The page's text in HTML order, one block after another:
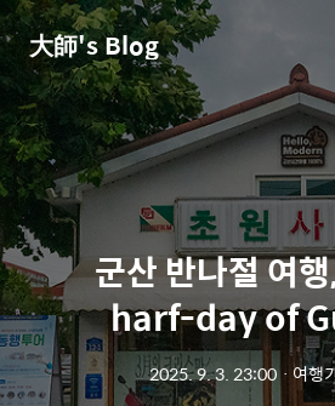
大師's Blog
군산 반나절 여
harf-day of
2025. 9. 3. 23:00ㆍ 여행